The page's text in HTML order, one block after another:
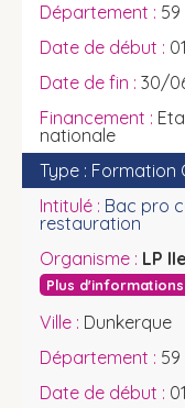
59
30/
nationale
Formation
Bac pro
restauration
LP
Plus d'informations
Dunkerque
59